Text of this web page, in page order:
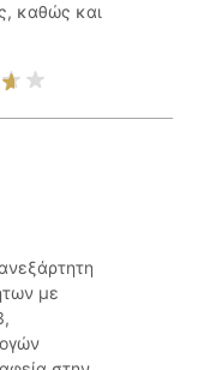
καθώς και
με